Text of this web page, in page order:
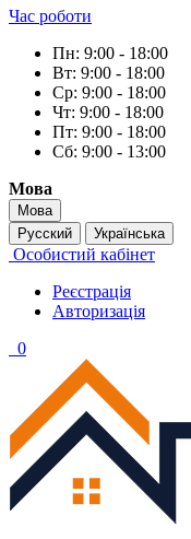
Час роботи
Пн: 9:00 - 18:00
Вт: 9:00 - 18:00
Ср: 9:00 - 18:00
Чт: 9:00 - 18:00
Пт: 9:00 - 18:00
Сб: 9:00 - 13:00
Мова
Мова
Русский
Українська
Особистий кабінет
Реєстрація
Авторизація
0